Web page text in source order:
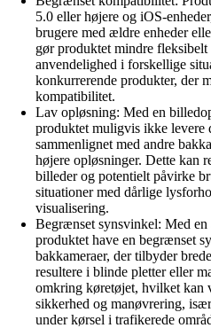
5.0 eller højere og iOS-
brugere med ældre enheder
gør produktet mindre
anvendelighed i forskellige
konkurrerende produkter, der
kompatibilitet.
Lav opløsning: Med en
produktet muligvis ikke levere
sammenlignet med andre
højere opløsninger. Dette kan
billeder og potentielt påvirke
situationer med dårlige
visualisering.
Begrænset synsvinkel: Med
produktet have en begrænset
bakkameraer, der tilbyder
resultere i blinde pletter eller
omkring køretøjet, hvilket kan
sikkerhed og manøvrering,
under kørsel i trafikerede